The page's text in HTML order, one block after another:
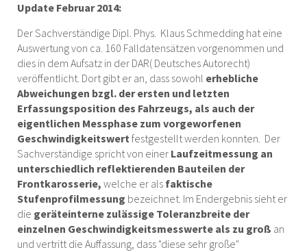
Update Februar 2014:
Der Sachverständige Dipl. Phys. Klaus Schmedding hat eine
Auswertung von ca. 160 Falldatensätzen vorgenommen und
dies in dem Aufsatz in der DAR( Deutsches Autorecht)
veröffentlicht. Dort gibt er an, dass sowohl erhebliche
Abweichungen bzgl. der ersten und letzten
Erfassungsposition des Fahrzeugs, als auch der
eigentlichen Messphase zum vorgeworfenen
Geschwindigkeitswert festgestellt werden konnten. Der
Sachverständige spricht von einer Laufzeitmessung an
unterschiedlich reflektierenden Bauteilen der
Frontkarosserie, welche er als faktische
Stufenprofilmessung bezeichnet. Im Endergebnis sieht er
die geräteinterne zulässige Toleranzbreite der
einzelnen Geschwindigkeitsmesswerte als zu groß an
und vertritt die Auffassung, dass "diese sehr große"